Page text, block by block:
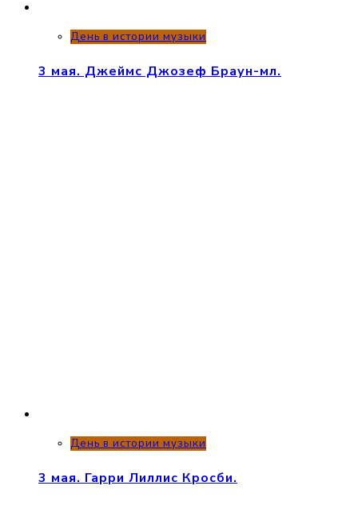
День в истории музыки
3 мая. Джеймс Джозеф Браун-мл.
День в истории музыки
3 мая. Гарри Лиллис Кросби.